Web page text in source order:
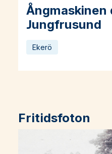
Ångmaskinen
Jungfrusund
Läs mer om
Ekerö
Fritidsfoton